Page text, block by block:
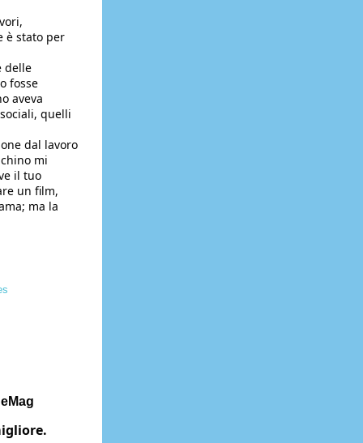
è stato per
delle
fosse
aveva
quelli
dal lavoro
mi
il tuo
un film,
ma la